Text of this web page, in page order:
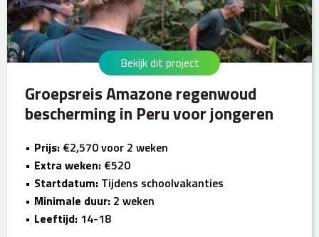
Groepsreis Amazone regenwoud
bescherming in Peru voor jongeren
Bekijk dit project
Prijs: €2,570 voor 2 weken
Extra weken: €520
Startdatum: Tijdens schoolvakanties
Minimale duur: 2 weken
Leeftijd: 14-18